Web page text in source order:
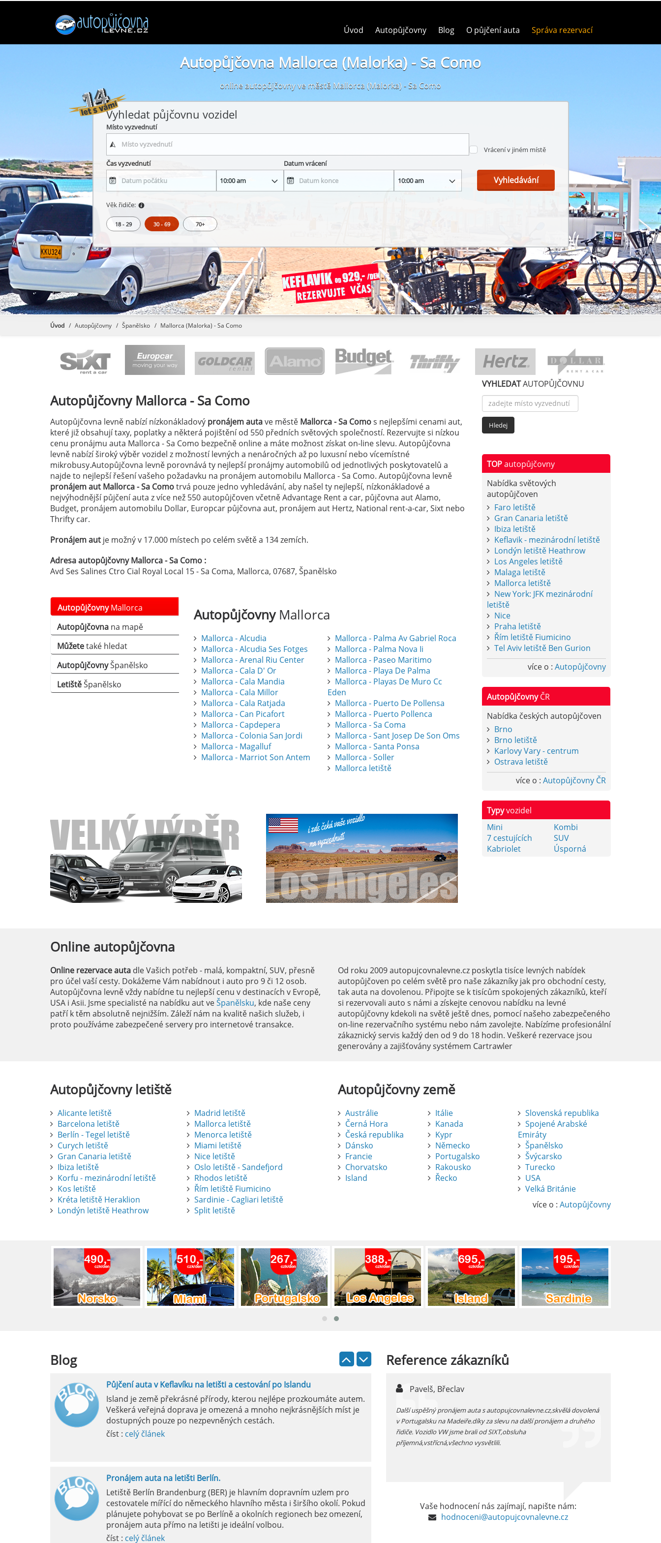
Úvod Autopůjčovny Blog O půjčení auta Správa rezervací
Autopůjčovna Mallorca (Malorka) - Sa Como
online autopůjčovny ve městě Mallorca (Malorka) - Sa Como
Vyhledat půjčovnu vozidel
Místo vyzvednutí
Vrácení v jiném místě
Čas vyzvednutí
Datum vrácení
Věk řidiče:
18 - 29 30 - 69 70+
Vyhledávání
Úvod Autopůjčovny Španělsko Mallorca (Malorka) - Sa Como
AutopůjčovnyMallorca - Sa Como
Autopůjčovna levně nabízí nízkonákladový pronájem autave městě Mallorca - Sa Comos nejlepšími cenami aut,
které již obsahují taxy, poplatky a některá pojištění od 550 předních světových společností. Rezervujte si nízkou
cenu pronájmu auta Mallorca - Sa Como bezpečně online a máte možnost získat on-line slevu. Autopůjčovna
levně nabízí široký výběr vozidel z možností levných a nenáročných až po luxusní nebo vícemístné
mikrobusy.Autopůjčovna levně porovnává ty nejlepší pronájmy automobilů od jednotlivých poskytovatelů a
najde to nejlepší řešení vašeho požadavku na pronájem automobilu Mallorca - Sa Como. Autopůjčovna levně
pronájem aut Mallorca - Sa Comotrvá pouze jedno vyhledávání, aby našel ty nejlepší, nízkonákladové a
nejvýhodnější půjčení auta z více než 550 autopůjčoven včetně Advantage Rent a car, půjčovna aut Alamo,
Budget, pronájem automobilu Dollar, Europcar půjčovna aut, pronájem aut Hertz, National rent-a-car, Sixt nebo
Thrifty car.
Pronájem aut je možný v 17.000 místech po celém světě a 134 zemích.
Adresa autopůjčovny Mallorca - Sa Como :
Avd Ses Salines Ctro Cial Royal Local 15 - Sa Coma, Mallorca, 07687, Španělsko
AutopůjčovnyMallorca
Autopůjčovna na mapě
Můžetetaké hledat
AutopůjčovnyŠpanělsko
LetištěŠpanělsko
AutopůjčovnyMallorca
Mallorca - Alcudia
Mallorca - Alcudia Ses Fotges
Mallorca - Arenal Riu Center
Mallorca - Cala D' Or
Mallorca - Cala Mandia
Mallorca - Cala Millor
Mallorca - Cala Ratjada
Mallorca - Can Picafort
Mallorca - Capdepera
Mallorca - Colonia San Jordi
Mallorca - Magalluf
Mallorca - Marriot Son Antem
Mallorca - Palma Av Gabriel Roca
Mallorca - Palma Nova Ii
Mallorca - Paseo Maritimo
Mallorca - Playa De Palma
Mallorca - Playas De Muro Cc
Eden
Mallorca - Puerto De Pollensa
Mallorca - Puerto Pollenca
Mallorca - Sa Coma
Mallorca - Sant Josep De Son Oms
Mallorca - Santa Ponsa
Mallorca - Soller
Mallorca letiště
VYHLEDATAUTOPŮJČOVNU
TOPautopůjčovny
Nabídka světových
autopůjčoven
Faro letiště
Gran Canaria letiště
Ibiza letiště
Keflavik - mezinárodní letiště
Londýn letiště Heathrow
Los Angeles letiště
Malaga letiště
Mallorca letiště
New York: JFK mezinárodní
letiště
Nice
Praha letiště
Řím letiště Fiumicino
Tel Aviv letiště Ben Gurion
více o : Autopůjčovny
AutopůjčovnyČR
Nabídka českých autopůjčoven
Brno
Brno letiště
Karlovy Vary - centrum
Ostrava letiště
více o : Autopůjčovny ČR
Typyvozidel
Mini
Kombi
7 cestujících
SUV
Kabriolet
Úsporná
Online autopůjčovna
Online rezervace auta dle Vašich potřeb - malá, kompaktní, SUV, přesně
pro účel vaší cesty. Dokážeme Vám nabídnout i auto pro 9 či 12 osob.
Autopůjčovna levně vždy nabídne tu nejlepší cenu v destinacích v Evropě,
USA i Asii. Jsme specialisté na nabídku aut veŠpanělsku, kde naše ceny
patří k těm absolutně nejnižším. Záleží nám na kvalitě našich služeb, i
proto používáme zabezpečené servery pro internetové transakce.
Od roku 2009 autopujcovnalevne.cz poskytla tisíce levných nabídek
autopůjčoven po celém světě pro naše zákazníky jak pro obchodní cesty,
tak auta na dovolenou. Připojte se k tisícům spokojených zákazníků, kteří
si rezervovali auto s námi a získejte cenovou nabídku na levné
autopůjčovny kdekoli na světě ještě dnes, pomocí našeho zabezpečeného
on-line rezervačního systému nebo nám zavolejte. Nabízíme profesionální
zákaznický servis každý den od 9 do 18 hodin. Veškeré rezervace jsou
generovány a zajišťovány systémem Cartrawler
Autopůjčovnyletiště
Alicante letiště
Barcelona letiště
Berlín - Tegel letiště
Curych letiště
Gran Canaria letiště
Ibiza letiště
Korfu - mezinárodní letiště
Kos letiště
Kréta letiště Heraklion
Londýn letiště Heathrow
Madrid letiště
Mallorca letiště
Menorca letiště
Miami letiště
Nice letiště
Oslo letiště - Sandefjord
Rhodos letiště
Řím letiště Fiumicino
Sardinie - Cagliari letiště
Split letiště
Autopůjčovnyzemě
Austrálie
Černá Hora
Česká republika
Dánsko
Francie
Chorvatsko
Island
Itálie
Kanada
Kypr
Německo
Portugalsko
Rakousko
Řecko
Slovenská republika
Spojené Arabské
Emiráty
Španělsko
Švýcarsko
Turecko
USA
Velká Británie
více o : Autopůjčovny
Blog
Pronájem auta na letišti Alicante
Půjčení auta na letišti v Alicante je výborný způsob, jak pohodlně
číst :
celý článek
Pronájem auta na letišti Lefkada: Kompletní průvodce
Půjčení auta na letišti Lefkada je skvělý způsob, jak prozkoumat ostrov
Půjčení auta v Keflavíku na letišti a cestování po Islandu
Island je země překrásné přírody, kterou nejlépe prozkoumáte autem.
Veškerá veřejná doprava je omezená a mnoho nejkrásnějších míst je
dostupných pouze po nezpevněných cestách.
číst : celý článek
Pronájem auta na letišti Berlín.
Letiště Berlín Brandenburg (BER) je hlavním dopravním uzlem pro
cestovatele mířící do německého hlavního města i širšího okolí. Pokud
plánujete pohybovat se po Berlíně a okolních regionech bez omezení,
pronájem auta přímo na letišti je ideální volbou.
číst : celý článek
Referencezákazníků
Milan,
pokud si půjčujete auto v jížním Španělsku zkontrolujte si před
vyzvednutím funkčnost kliamtizace, v létě je tam fakt vedro...
Pavelš, Břeclav
Další uspěšný pronájem auta s autopujcovnalevne.cz,skvělá dovolená
v Portugalsku na Madeiře.díky za slevu na další pronájem a druhého
řidiče. Vozidlo VW jsme brali od SIXT,obsluha
příjemná,vstřícná,všechno vysvětlili.
Vaše hodnocení nás zajímají, napište nám:
hodnoceni@autopujcovnalevne.cz